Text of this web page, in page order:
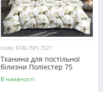
code: FFBL75PL7527
Тканина для постільної
білизни Поліестер 75
PL7527 (60м)
В наявності